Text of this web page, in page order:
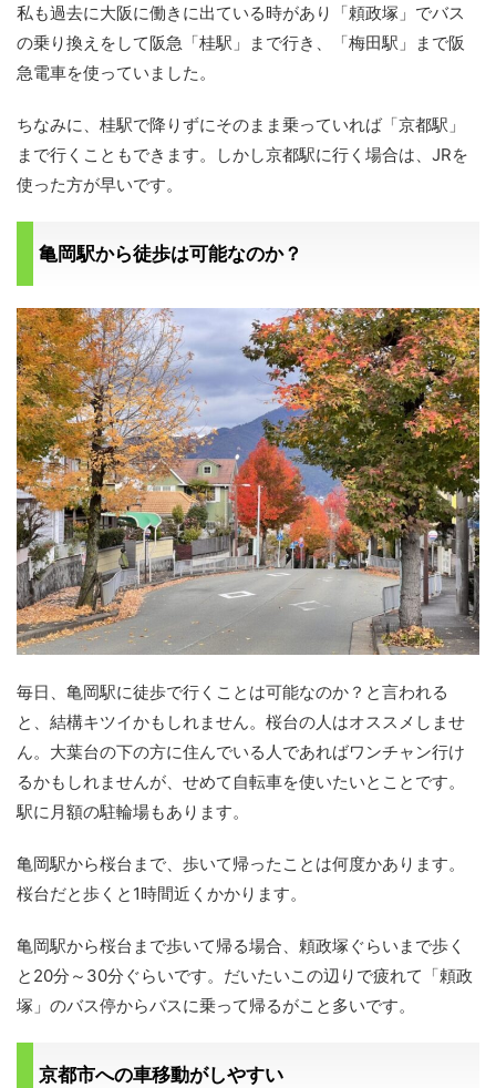
私も過去に大阪に働きに出ている時があり「頼政塚」でバス
の乗り換えをして阪急「桂駅」まで行き、「梅田駅」まで阪
急電車を使っていました。
ちなみに、桂駅で降りずにそのまま乗っていれば「京都駅」
まで行くこともできます。しかし京都駅に行く場合は、JRを
使った方が早いです。
亀岡駅から徒歩は可能なのか？
毎日、亀岡駅に徒歩で行くことは可能なのか？と言われる
と、結構キツイかもしれません。桜台の人はオススメしませ
ん。大葉台の下の方に住んでいる人であればワンチャン行け
るかもしれませんが、せめて自転車を使いたいとことです。
駅に月額の駐輪場もあります。
亀岡駅から桜台まで、歩いて帰ったことは何度かあります。
桜台だと歩くと1時間近くかかります。
亀岡駅から桜台まで歩いて帰る場合、頼政塚ぐらいまで歩く
と20分～30分ぐらいです。だいたいこの辺りで疲れて「頼政
塚」のバス停からバスに乗って帰るがこと多いです。
京都市への車移動がしやすい